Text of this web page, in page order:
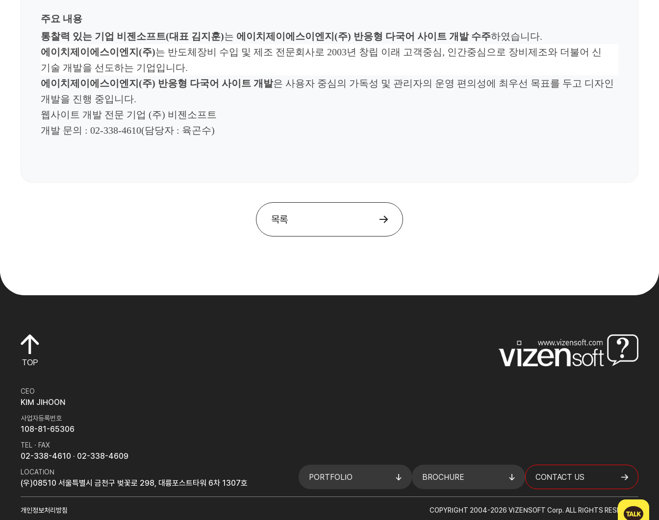
주요 내용
통찰력 있는 기업 비젠소프트(대표 김지훈)는 에이치제이에스이엔지(주) 반응형 다국어 사이트 개발 수주하였습니다.
에이치제이에스이엔지(주)는 반도체장비 수입 및 제조 전문회사로 2003년 창립 이래 고객중심, 인간중심으로 장비제조와 더불어 신
기술 개발을 선도하는 기업입 니다.
에이치제이에스이엔지(주) 반응형 다국어 사이트 개발은 사용자 중심의 가독성 및 관리자의 운영 편의성에 최우선 목표를 두고 디자인
개발을 진행 중입니다.
웹사이트 개발 전문 기업 (주) 비젠소프트
개발 문의 : 02-338-4610(담당자 : 육곤수)
목록
TOP
CEO
KIM JIHOON
사업자등록번호
108-81-65306
TEL · FAX
02-338-4610 · 02-338-4609
LOCATION
(우)08510 서울특별시 금천구 벚꽃로 298, 대륭포스트타워 6차 1307호
PORTFOLIO BROCHURE CONTACT US
개인정보처리방침 COPYRIGHT 2004-2026 VIZENSOFT Corp. ALL RIGHTS RESERVED.